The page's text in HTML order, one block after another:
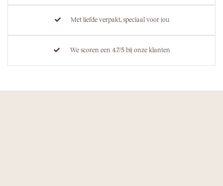
Met liefde verpakt, speciaal voor jou
We scoren een 4.7/5 bij onze klanten